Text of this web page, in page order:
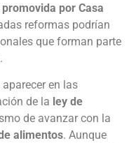
por Casa
reformas podrían
que forman parte
en las
de la ley de
de avanzar con la
alimentos. Aunque